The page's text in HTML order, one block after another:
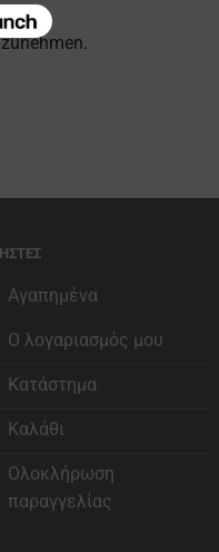
Αγαπημένα
Ο λογαριασμός μου
Κατάστημα
Καλάθι
Ολοκλήρωση
παραγγελίας